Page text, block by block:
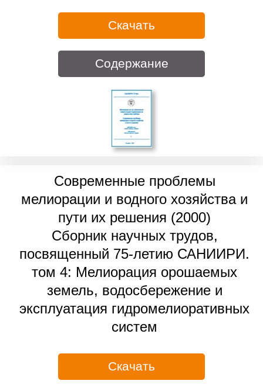
Скачать
Содержание
Современные проблемы
мелиорации и водного хозяйства и
пути их решения (2000)
Сборник научных трудов,
посвященный 75-летию САНИИРИ.
том 4: Мелиорация орошаемых
земель, водосбережение и
эксплуатация гидромелиоративных
систем
Скачать